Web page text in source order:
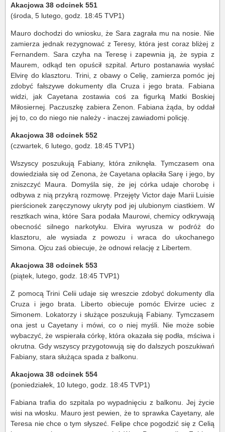
Akacjowa 38 odcinek 551
(środa, 5 lutego, godz. 18:45 TVP1)
Mauro dochodzi do wniosku, że Sara zagrała mu na nosie. Nie
zamierza jednak rezygnować z Teresy, która jest coraz bliżej z
Fernandem. Sara czyha na Teresę i zapewnia ją, że sypia z
Maurem, odkąd ten opuścił szpital. Arturo postanawia wysłać
Elvirę do klasztoru. Trini, z obawy o Celię, zamierza pomóc jej
zdobyć fałszywe dokumenty dla Cruza i jego brata. Fabiana
widzi, jak Cayetana zostawia coś za figurką Matki Boskiej
Miłosiernej. Paczuszkę zabiera Zenon. Fabiana żąda, by oddał
jej to, co do niego nie należy - inaczej zawiadomi policję.
Akacjowa 38 odcinek 552
(czwartek, 6 lutego, godz. 18:45 TVP1)
Wszyscy poszukują Fabiany, która zniknęła. Tymczasem ona
dowiedziała się od Zenona, że Cayetana opłaciła Sarę i jego, by
zniszczyć Maura. Domyśla się, że jej córka udaje chorobę i
odbywa z nią przykrą rozmowę. Przejęty Victor daje Marii Luisie
pierścionek zaręczynowy ukryty pod jej ulubionym ciastkiem. W
resztkach wina, które Sara podała Maurowi, chemicy odkrywają
obecność silnego narkotyku. Elvira wyrusza w podróż do
klasztoru, ale wysiada z powozu i wraca do ukochanego
Simona. Ojcu zaś obiecuje, że odnowi relację z Libertem.
Akacjowa 38 odcinek 553
(piątek, lutego, godz. 18:45 TVP1)
Z pomocą Trini Celii udaje się wreszcie zdobyć dokumenty dla
Cruza i jego brata. Liberto obiecuje pomóc Elvirze uciec z
Simonem. Lokatorzy i służące poszukują Fabiany. Tymczasem
ona jest u Cayetany i mówi, co o niej myśli. Nie może sobie
wybaczyć, że wspierała córkę, która okazała się podła, mściwa i
okrutna. Gdy wszyscy przygotowują się do dalszych poszukiwań
Fabiany, stara służąca spada z balkonu.
Akacjowa 38 odcinek 554
(poniedziałek, 10 lutego, godz. 18:45 TVP1)
Fabiana trafia do szpitala po wypadnięciu z balkonu. Jej życie
wisi na włosku. Mauro jest pewien, że to sprawka Cayetany, ale
Teresa nie chce o tym słyszeć. Felipe chce pogodzić się z Celią